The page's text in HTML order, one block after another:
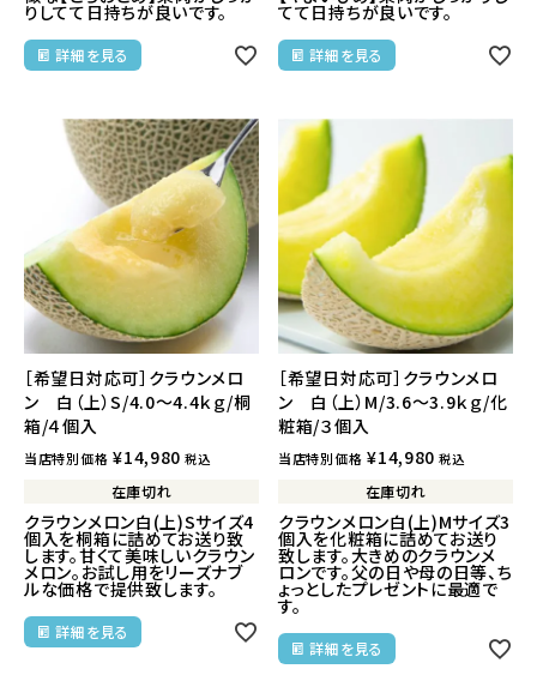
りしてて日持ちが良いです。
詳細を見る
てて日持ちが良いです。
詳細を見る
［希望日対応可］クラウンメロ
ン 白（上）S/4.0～4.4ｋｇ/桐
箱/４個入
当店特別価格 ¥14,980 税込
在庫切れ
クラウンメロン白(上)Sサイズ4
個入を桐箱に詰めてお送り致
します。甘くて美味しいクラウン
メロン。お試し用をリーズナブ
ルな価格で提供致します。
詳細を見る
［希望日対応可］クラウンメロ
ン 白（上）M/3.6～3.9ｋｇ/化
粧箱/３個入
当店特別価格 ¥14,980 税込
在庫切れ
クラウンメロン白(上)Mサイズ3
個入を化粧箱に詰めてお送り
致します。大きめのクラウンメ
ロンです。父の日や母の日等、ち
ょっとしたプレゼントに最適で
す。
詳細を見る